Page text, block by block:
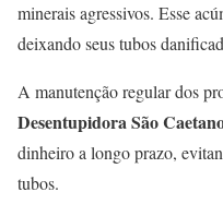
minerais agressivos. Esse
deixando seus tubos
A manutenção regular dos
Desentupidora São
dinheiro a longo prazo,
tubos.